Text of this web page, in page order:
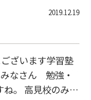
一緒にがん…
頑張っています！
トボールＮＢ
記事を読みまし
生によると、彼
うがる、すぐあ
陸上の大会に出
2019.12.19
ざいます学習塾
なさん 勉強・
。 高見校のみん